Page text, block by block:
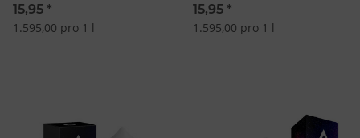
15,95 *
1.595,00 pro 1 l
15,95 *
1.595,00 pro 1 l